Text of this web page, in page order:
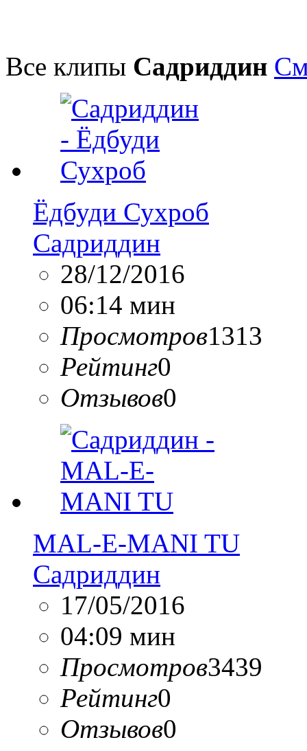
Все клипы Садриддин
Ёдбуди Сухроб
Садриддин
28/12/2016
06:14 мин
Просмотров1313
Рейтинг0
Отзывов0
MAL-E-MANI TU
Садриддин
17/05/2016
04:09 мин
Просмотров3439
Рейтинг0
Отзывов0